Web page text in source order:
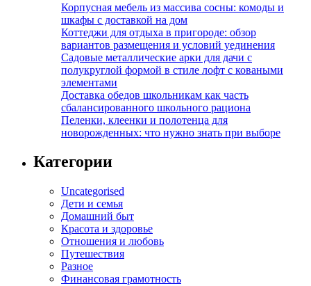
Корпусная мебель из массива сосны: комоды и
шкафы с доставкой на дом
Коттеджи для отдыха в пригороде: обзор
вариантов размещения и условий уединения
Садовые металлические арки для дачи с
полукруглой формой в стиле лофт с коваными
элементами
Доставка обедов школьникам как часть
сбалансированного школьного рациона
Пеленки, клеенки и полотенца для
новорожденных: что нужно знать при выборе
Категории
Uncategorised
Дети и семья
Домашний быт
Красота и здоровье
Отношения и любовь
Путешествия
Разное
Финансовая грамотность